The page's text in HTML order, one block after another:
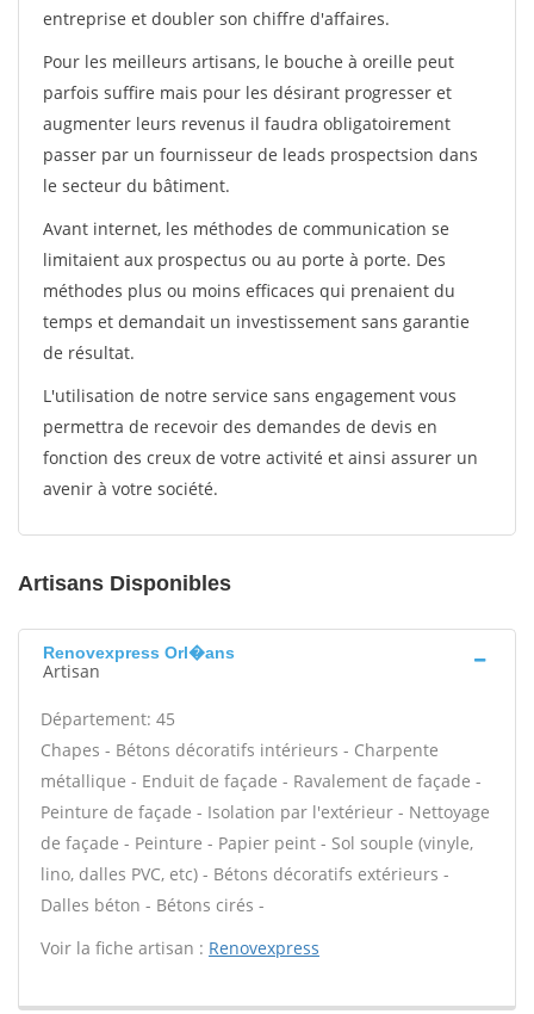
entreprise et doubler son chiffre d'affaires.
Pour les meilleurs artisans, le bouche à oreille peut
parfois suffire mais pour les désirant progresser et
augmenter leurs revenus il faudra obligatoirement
passer par un fournisseur de leads prospectsion dans
le secteur du bâtiment.
Avant internet, les méthodes de communication se
limitaient aux prospectus ou au porte à porte. Des
méthodes plus ou moins efficaces qui prenaient du
temps et demandait un investissement sans garantie
de résultat.
L'utilisation de notre service sans engagement vous
permettra de recevoir des demandes de devis en
fonction des creux de votre activité et ainsi assurer un
avenir à votre société.
Artisans Disponibles
Renovexpress Orl�ans
Artisan
Département: 45
Chapes - Bétons décoratifs intérieurs - Charpente
métallique - Enduit de façade - Ravalement de façade -
Peinture de façade - Isolation par l'extérieur - Nettoyage
de façade - Peinture - Papier peint - Sol souple (vinyle,
lino, dalles PVC, etc) - Bétons décoratifs extérieurs -
Dalles béton - Bétons cirés -
Voir la fiche artisan : Renovexpress